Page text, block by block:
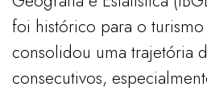
foi histórico para o
consolidou uma trajetória
consecutivos,